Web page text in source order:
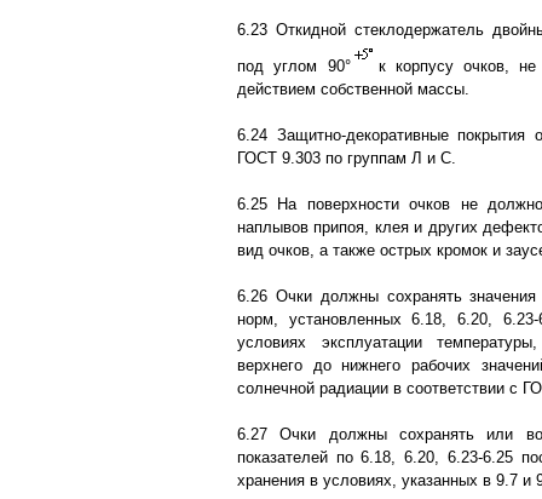
6.23 Откидной стеклодержатель
под углом 90°
к корпусу очков,
действием собственной массы.
6.24 Защитно-декоративные
ГОСТ 9.303 по группам Л и С.
6.25 На поверхности очков не
наплывов припоя, клея и других
вид очков, а также острых кромок и
6.26 Очки должны сохранять значения
норм, установленных 6.18, 6.20,
условиях эксплуатации
верхнего до нижнего рабочих
солнечной радиации в соответствии с
6.27 Очки должны сохранять или
показателей по 6.18, 6.20, 6.23-6.25
хранения в условиях, указанных в 9.7 и